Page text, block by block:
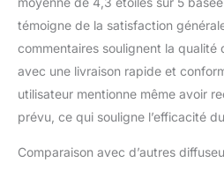
témoigne de la satisfaction
commentaires soulignent la qualité
avec une livraison rapide et
utilisateur mentionne même avoir
prévu, ce qui souligne l’efficacité
Comparaison avec d’autres